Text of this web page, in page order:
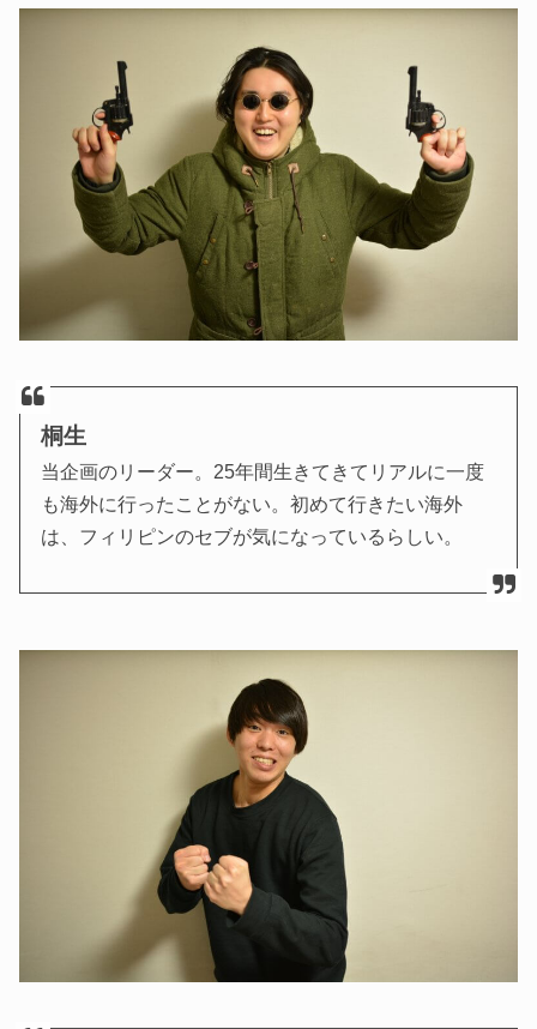
桐生
当企画のリーダー。25年間生きてきてリアルに一度
も海外に行ったことがない。初めて行きたい海外
は、フィリピンのセブが気になっているらしい。